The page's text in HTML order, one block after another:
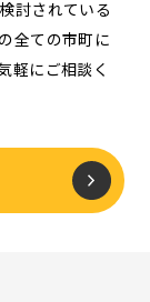
討されている
全ての市町に
軽にご相談く